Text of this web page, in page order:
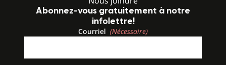
Abonnez-vous gratuitement à notre
infolettre!
Courriel (Nécessaire)